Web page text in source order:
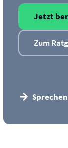
Jetzt
Zum